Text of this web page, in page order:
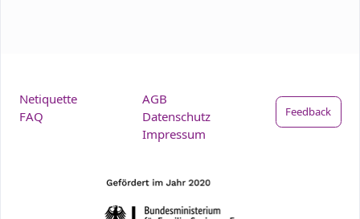
Netiquette
FAQ
AGB
Datenschutz
Impressum
Feedback